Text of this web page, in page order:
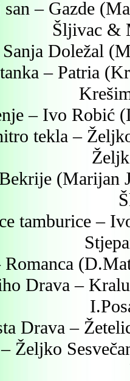
– Gazde
Šljivac &
Doležal
– Patria
– Ivo Robić
tekla –
tamburice –
Drava –
Drava –
Željko